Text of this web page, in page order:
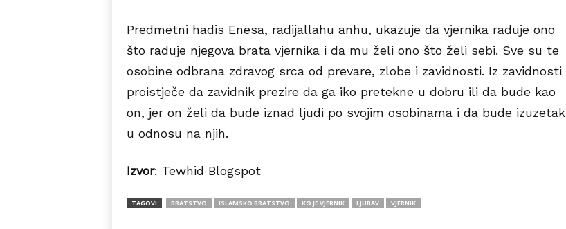
Predmetni hadis Enesa, radijallahu anhu, ukazuje da vjernika raduje ono
što raduje njegova brata vjernika i da mu želi ono što želi sebi. Sve su te
osobine odbrana zdravog srca od prevare, zlobe i zavidnosti. Iz zavidnosti
proistječe da zavidnik prezire da ga iko pretekne u dobru ili da bude kao
on, jer on želi da bude iznad ljudi po svojim osobinama i da bude izuzetak
u odnosu na njih.
Izvor: Tewhid Blogspot
TAGOVI BRATSTVO ISLAMSKO BRATSTVO KO JE VJERNIK LJUBAV VJERNIK